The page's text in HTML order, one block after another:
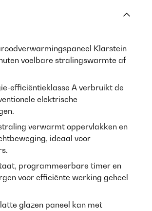
Klarstein
voelbare stralingswarmte af
efficiëntieklasse A verbruikt de
elektrische
verwarmt oppervlakken en
ideaal voor
programmeerbare timer en
voor efficiënte werking geheel
glazen paneel kan met